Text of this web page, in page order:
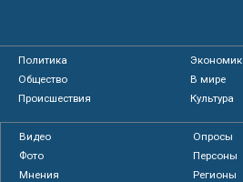
Политика
Общество
В мире
Происшествия
Культура
Видео
Опросы
Фото
Персоны
Мнения
Регионы